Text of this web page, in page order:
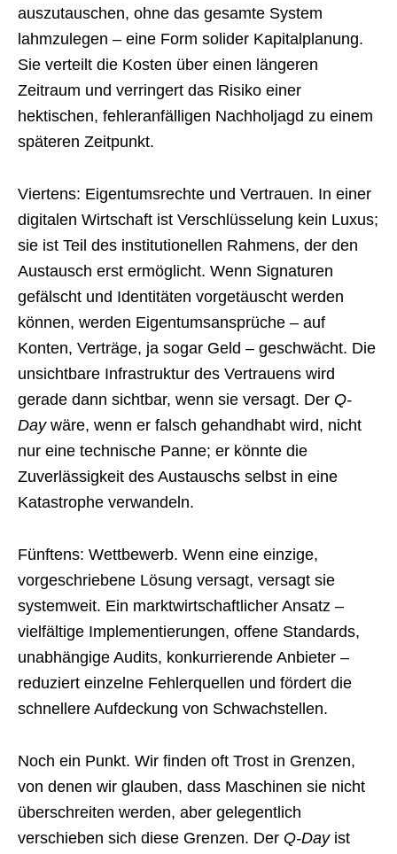
auszutauschen, ohne das gesamte System
lahmzulegen – eine Form solider Kapitalplanung.
Sie verteilt die Kosten über einen längeren
Zeitraum und verringert das Risiko einer
hektischen, fehleranfälligen Nachholjagd zu einem
späteren Zeitpunkt.
Viertens: Eigentumsrechte und Vertrauen. In einer
digitalen Wirtschaft ist Verschlüsselung kein Luxus;
sie ist Teil des institutionellen Rahmens, der den
Austausch erst ermöglicht. Wenn Signaturen
gefälscht und Identitäten vorgetäuscht werden
können, werden Eigentumsansprüche – auf
Konten, Verträge, ja sogar Geld – geschwächt. Die
unsichtbare Infrastruktur des Vertrauens wird
gerade dann sichtbar, wenn sie versagt. Der Q-
Daywäre, wenn er falsch gehandhabt wird, nicht
nur eine technische Panne; er könnte die
Zuverlässigkeit des Austauschs selbst in eine
Katastrophe verwandeln.
Fünftens: Wettbewerb. Wenn eine einzige,
vorgeschriebene Lösung versagt, versagt sie
systemweit. Ein marktwirtschaftlicher Ansatz –
vielfältige Implementierungen, offene Standards,
unabhängige Audits, konkurrierende Anbieter –
reduziert einzelne Fehlerquellen und fördert die
schnellere Aufdeckung von Schwachstellen.
Noch ein Punkt. Wir finden oft Trost in Grenzen,
von denen wir glauben, dass Maschinen sie nicht
überschreiten werden, aber gelegentlich
verschieben sich diese Grenzen. Der Q-Dayist